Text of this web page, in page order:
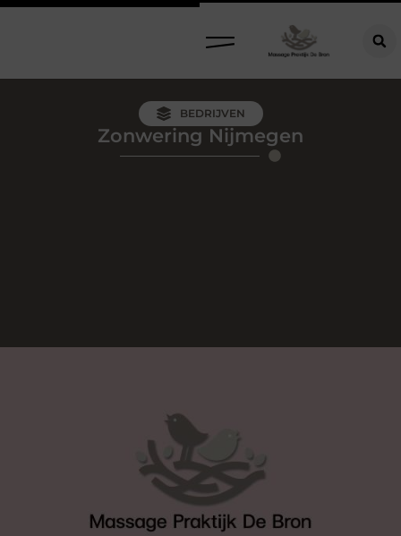
BEDRIJVEN
Zonwering Nijmegen